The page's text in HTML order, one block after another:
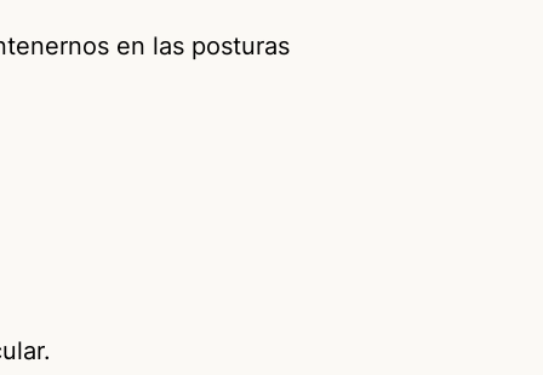
en las posturas